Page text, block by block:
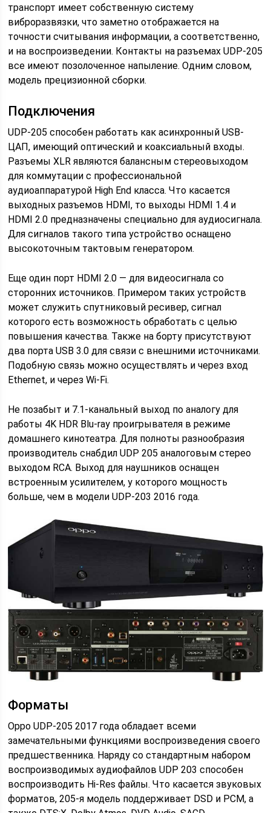
транспорт имеет собственную систему
виброразвязки, что заметно отображается на
точности считывания информации, а соответственно,
и на воспроизведении. Контакты на разъемах UDP-205
все имеют позолоченное напыление. Одним словом,
модель прецизионной сборки.
Подключения
UDP-205 способен работать как асинхронный USB-
ЦАП, имеющий оптический и коаксиальный входы.
Разъемы XLR являются балансным стереовыходом
для коммутации с профессиональной
аудиоаппаратурой High End класса. Что касается
выходных разъемов HDMI, то выходы HDMI 1.4 и
HDMI 2.0 предназначены специально для аудиосигнала.
Для сигналов такого типа устройство оснащено
высокоточным тактовым генератором.
Еще один порт HDMI 2.0 — для видеосигнала со
сторонних источников. Примером таких устройств
может служить спутниковый ресивер, сигнал
которого есть возможность обработать с целью
повышения качества. Также на борту присутствуют
два порта USB 3.0 для связи с внешними источниками.
Подобную связь можно осуществлять и через вход
Ethernet, и через Wi-Fi.
Не позабыт и 7.1-канальный выход по аналогу для
работы 4K HDR Blu-ray проигрывателя в режиме
домашнего кинотеатра. Для полноты разнообразия
производитель снабдил UDP 205 аналоговым стерео
выходом RCA. Выход для наушников оснащен
встроенным усилителем, у которого мощность
больше, чем в модели UDP-203 2016 года.
Форматы
Oppo UDP-205 2017 года обладает всеми
замечательными функциями воспроизведения своего
предшественника. Наряду со стандартным набором
воспроизводимых аудиофайлов UDP 203 способен
воспроизводить Hi-Res файлы. Что касается звуковых
форматов, 205-я модель поддерживает DSD и РСМ, а